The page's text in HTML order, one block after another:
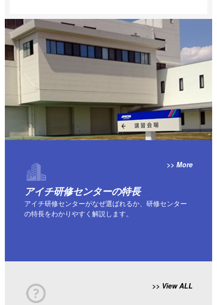
>> More
アイチ研修センターの特長
アイチ研修センターがなぜ選ばれるか、研修センター
の特長をわかりやすく解説します。
>> View ALL